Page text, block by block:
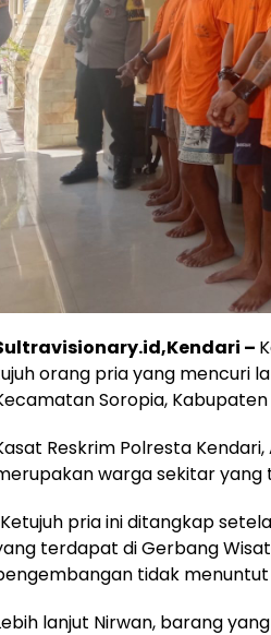
–
orang pria yang mencuri
Soropia,
Reskrim Polresta
warga sekitar
pria ini ditangkap
terdapat di Gerbang
tidak
lanjut Nirwan, barang